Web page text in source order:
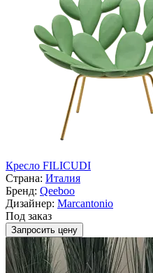
Кресло FILICUDI
Страна: Италия
Бренд: Qeeboo
Дизайнер: Marcantonio
Под заказ
Запросить цену